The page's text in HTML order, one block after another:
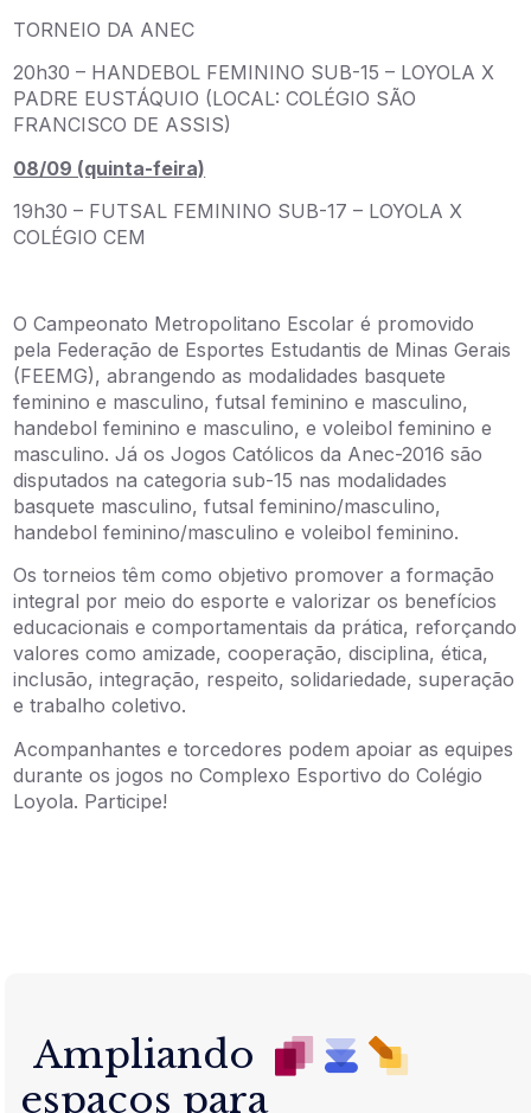
TORNEIO DA ANEC
20h30 – HANDEBOL FEMININO SUB-15 – LOYOLA X
PADRE EUSTÁQUIO (LOCAL: COLÉGIO SÃO
FRANCISCO DE ASSIS)
08/09 (quinta-feira)
19h30 – FUTSAL FEMININO SUB-17 – LOYOLA X
COLÉGIO CEM
O Campeonato Metropolitano Escolar é promovido
pela Federação de Esportes Estudantis de Minas Gerais
(FEEMG), abrangendo as modalidades basquete
feminino e masculino, futsal feminino e masculino,
handebol feminino e masculino, e voleibol feminino e
masculino. Já os Jogos Católicos da Anec-2016 são
disputados na categoria sub-15 nas modalidades
basquete masculino, futsal feminino/masculino,
handebol feminino/masculino e voleibol feminino.
Os torneios têm como objetivo promover a formação
integral por meio do esporte e valorizar os benefícios
educacionais e comportamentais da prática, reforçando
valores como amizade, cooperação, disciplina, ética,
inclusão, integração, respeito, solidariedade, superação
e trabalho coletivo.
Acompanhantes e torcedores podem apoiar as equipes
durante os jogos no Complexo Esportivo do Colégio
Loyola. Participe!
Ampliando
espaços para